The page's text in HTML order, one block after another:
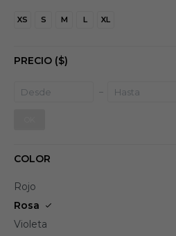
XS S M L XL
PRECIO ($)
COLOR
Rojo
Rosa
Violeta